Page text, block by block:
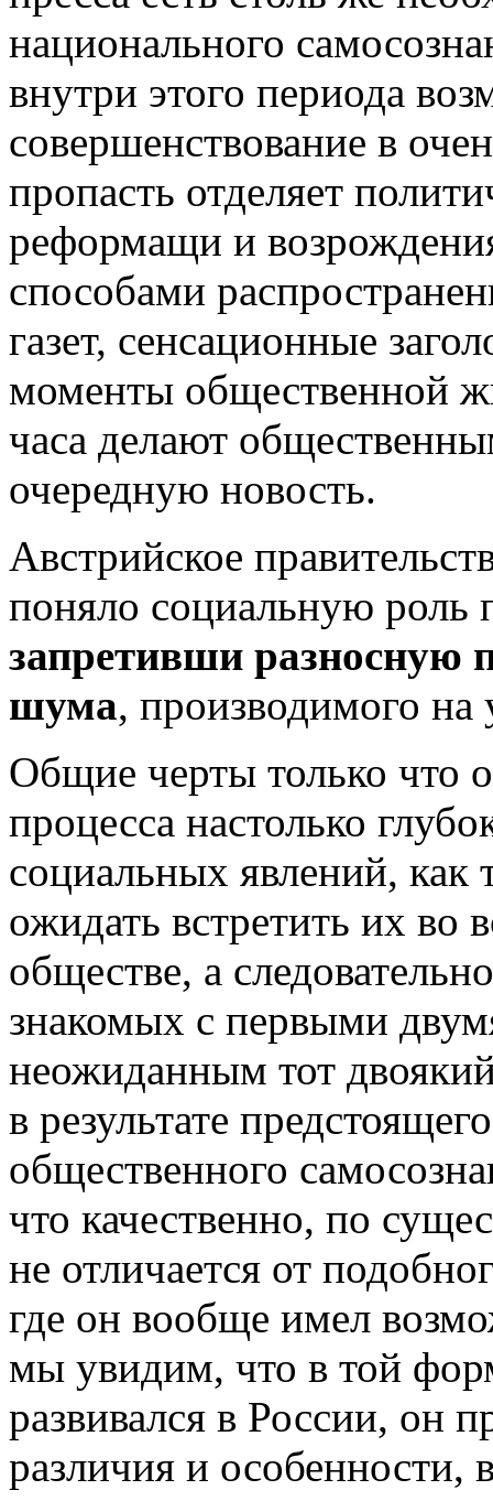
национального
внутри этого периода
совершенствование в
пропасть отделяет
реформащи и
способами
газет, сенсационные
моменты общественной
часа делают
очередную новость.
Австрийское
поняло социальную роль
запретивши разносную
шума, производимого
Общие черты только что
процесса настолько
социальных явлений,
ожидать встретить их во
обществе, а
знакомых с первыми
неожиданным тот
в результате
общественного
что качественно, по
не отличается от
где он вообще имел
мы увидим, что в той
развивался в России, он
различия и